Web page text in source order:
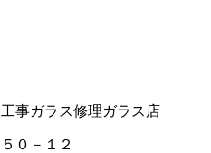
事ガラス修理ガラス店
０－１２